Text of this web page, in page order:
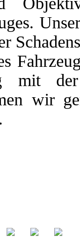
mit
wir